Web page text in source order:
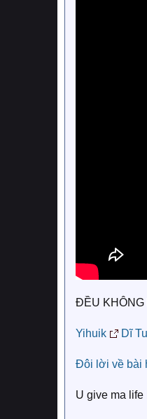
ĐỀU KHÔNG
Yihuik Dĩ
Đôi lời về bài
U give ma life